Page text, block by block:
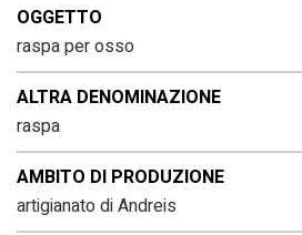
OGGETTO
raspa per osso
ALTRA DENOMINAZIONE
raspa
AMBITO DI PRODUZIONE
artigianato di Andreis